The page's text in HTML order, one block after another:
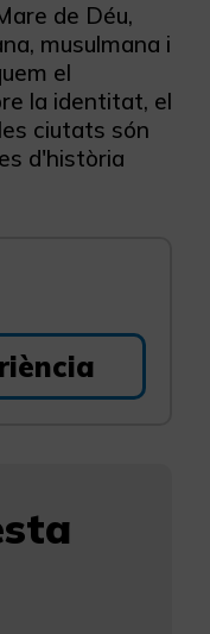
de Déu,
musulmana i
el
la identitat, el
ciutats són
d'història